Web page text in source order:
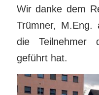
Wir danke dem
Trümner,
die Teilnehmer
geführt hat.